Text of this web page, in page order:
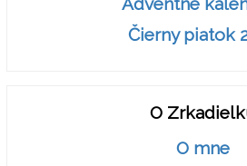
Čierny piatok
O
O mne